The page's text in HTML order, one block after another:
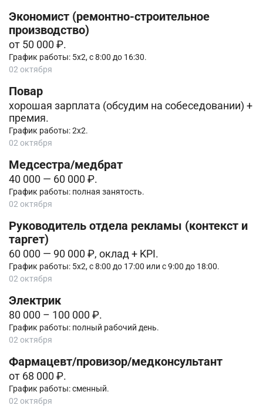
Экономист (ремонтно-строительное
производство)
от 50 000 ₽.
График работы: 5х2, с 8:00 до 16:30.
02 октября
Повар
хорошая зарплата (обсудим на собеседовании) +
премия.
График работы: 2х2.
02 октября
Медсестра/медбрат
40 000 — 60 000 ₽.
График работы: полная занятость.
02 октября
Руководитель отдела рекламы (контекст и
таргет)
60 000 — 90 000 ₽, оклад + KPI.
График работы: 5х2, с 8:00 до 17:00 или с 9:00 до 18:00.
02 октября
Электрик
80 000 – 100 000 ₽.
График работы: полный рабочий день.
02 октября
Фармацевт/провизор/медконсультант
от 68 000 ₽.
График работы: сменный.
02 октября